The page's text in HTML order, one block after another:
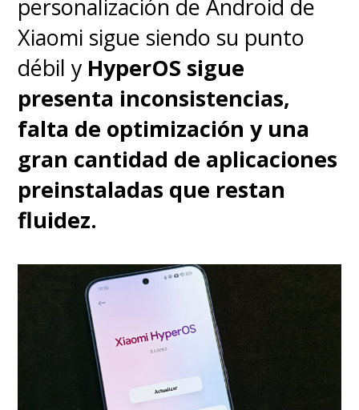
(ECG) real, junto con el
monitoreo continuo de
oxígeno en sangre (SpO2)
frecuencia cardíacay la
temperatura de la piel.
Y si hablamos de deporte, para
personalización de Android de
Xiaomi sigue siendo su punto
débil y HyperOS sigue
presenta inconsistencias,
falta de optimización y una
gran cantidad de aplicaciones
preinstaladas que restan
fluidez.